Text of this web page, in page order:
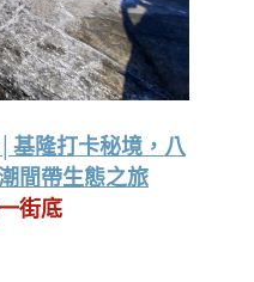
基隆打卡秘境，八
間帶生態之旅
街底